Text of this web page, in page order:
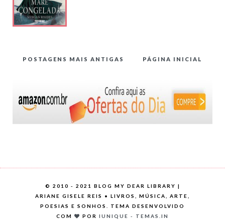
POSTAGENS MAIS ANTIGAS PÁGINA INICIAL
© 2010 - 2021 BLOG MY DEAR LIBRARY |
ARIANE GISELE REIS • LIVROS, MÚSICA, ARTE,
POESIAS E SONHOS. TEMA DESENVOLVIDO
COM
POR IUNIQUE - TEMAS.IN